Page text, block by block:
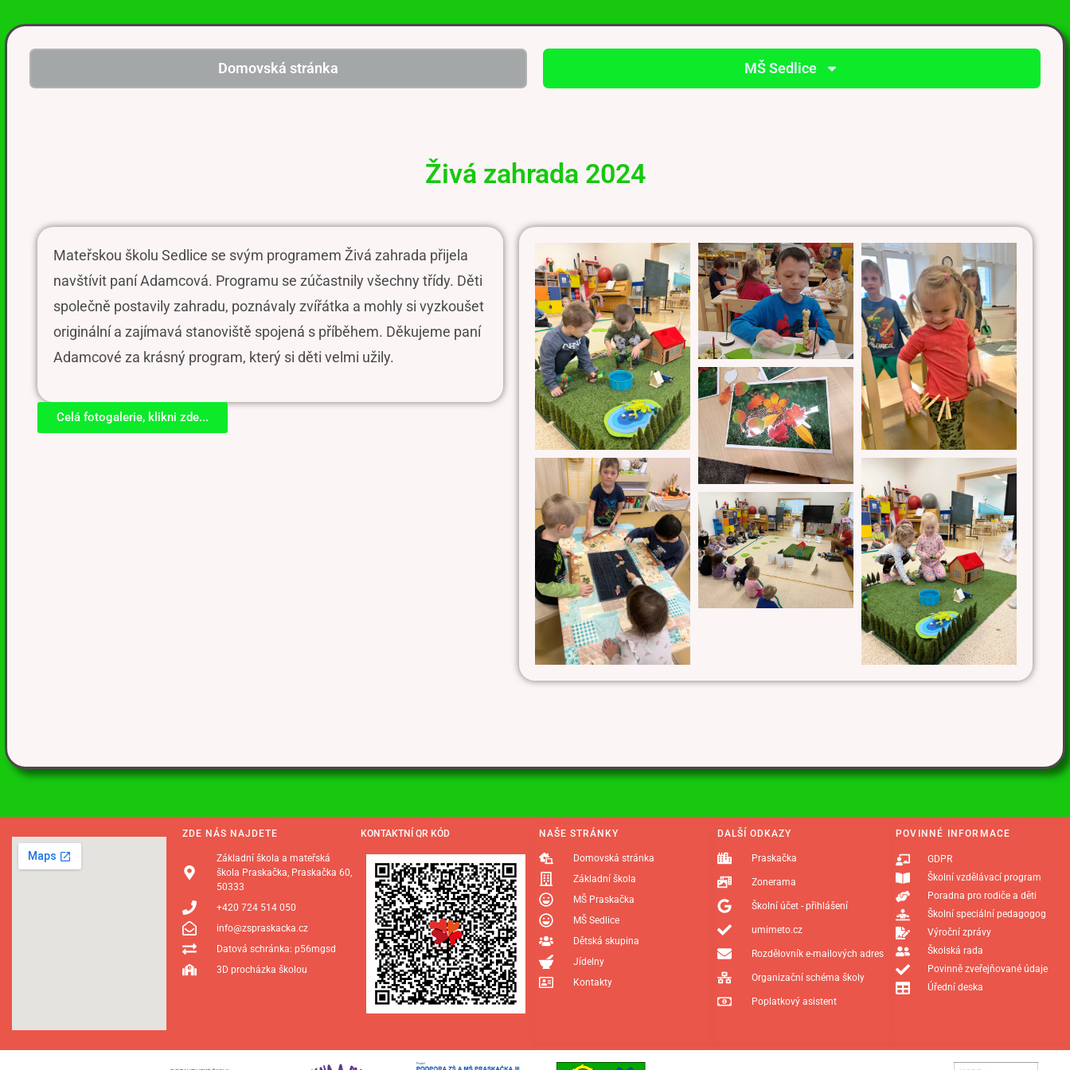
Domovská stránka MŠ Sedlice
Živá zahrada 2024
Mateřskou školu Sedlice se svým programem Živá zahrada přijela
navštívit paní Adamcová. Programu se zúčastnily všechny třídy. Děti
společně postavily zahradu, poznával y zvířátka a mohly si vyzkoušet
originální a zajímavá stanoviště spojená s příběhem. Děkujeme paní
Adamcové za krásný program, který si děti velmi užil y.
Celá fotogalerie, klikni zde...
ZDE NÁS NAJDETE
Základní škola a mateřská
škola Praskačka, Praskačka 60,
50333
+420 724 514 050
info@zspraskacka.cz
Datová schránka: p56mgsd
3D procházka školou
KONTAKTNÍ QR KÓD NAŠE STRÁNKY
Domovská stránka
Základní škola
MŠ Praskačka
MŠ Sedlice
Dětská skupina
Jídelny
Kontakty
DALŠÍ ODKAZY
Praskačka
Zonerama
Školní účet - přihlášení
umimeto.cz
Rozdělovník e-mailových adres
Organizační schéma školy
Poplatkový asistent
POVINNÉ INFORMACE
GDPR
Školní vzdělávací program
Poradna pro rodiče a děti
Školní speciální pedagogog
Výroční zprávy
Školská rada
Povinně zveřejňované údaje
Úřední deska